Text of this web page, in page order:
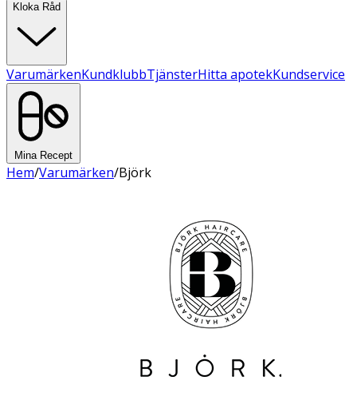
Kloka Råd
VarumärkenKundklubbTjänsterHitta apotekKundservice
Mina Recept
Hem/Varumärken/Björk